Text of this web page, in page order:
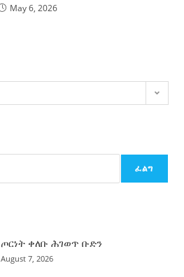
May 6, 2026
ፈልግ
ጦርነት ቀለቡ ሕገወጥ ቡድን
August 7, 2026